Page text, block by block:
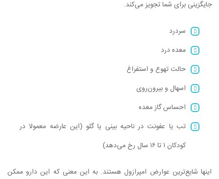
جایگزینی برای شما تجویز می‌کند.
سردرد
معده درد
حالت تهوع و استفراغ
اسهال و بیرون‌روی
احساس گاز معده
تب یا عفونت در ناحیه بینی یا گلو (این عارضه معمولا در
کودکان ۱ تا ۱۶ سال رخ می‌دهد)
اینها شایع‌ترین عوارض امپرازول هستند. به این معنی که این دارو ممکن